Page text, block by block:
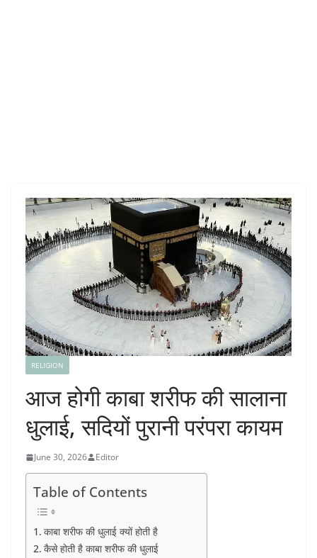
RELIGION
आज होगी काबा शरीफ की सालाना
धुलाई, सदियों पुरानी परंपरा कायम
June 30, 2026 Editor
Table of Contents
काबा शरीफ की धुलाई क्यों होती है
कैसे होती है काबा शरीफ की धुलाई